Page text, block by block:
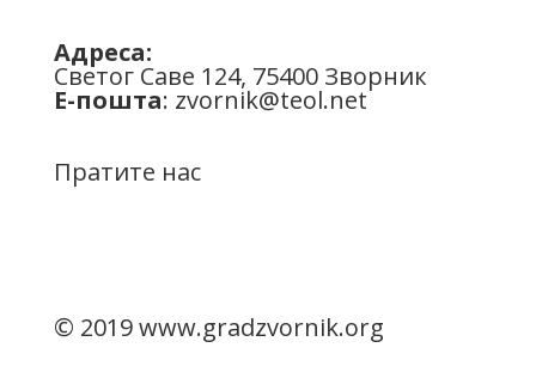
Адреса:
Светог Саве 124, 75400 Зворник
Е-пошта: zvornik@teol.net
Пратите нас
© 2019 www.gradzvornik.org